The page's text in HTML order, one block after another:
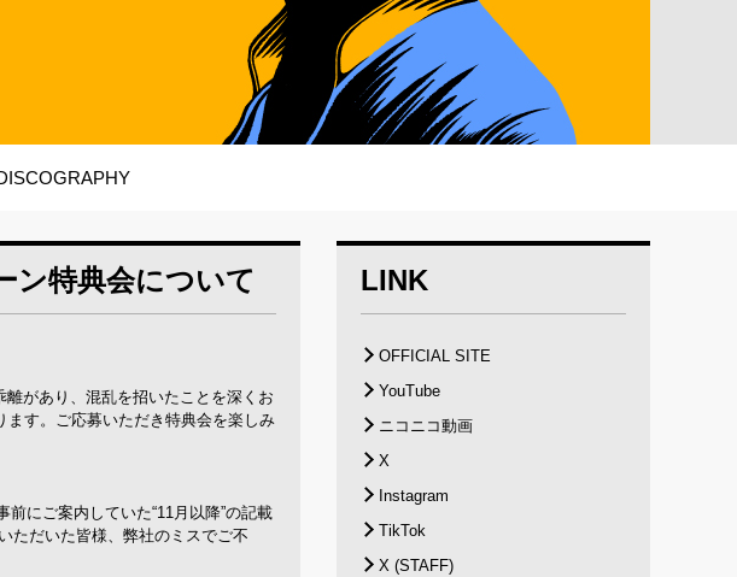
ン特典会について
があり、混乱を招いたことを深くお
す。 ご応募いただき特典会を楽しみ
前にご案内していた“11月以降”の記載
ただいた皆様、弊社のミスでご不
LINK
OFFICIAL SITE
YouTube
ニコニコ動画
X
Instagram
TikTok
X (STAFF)